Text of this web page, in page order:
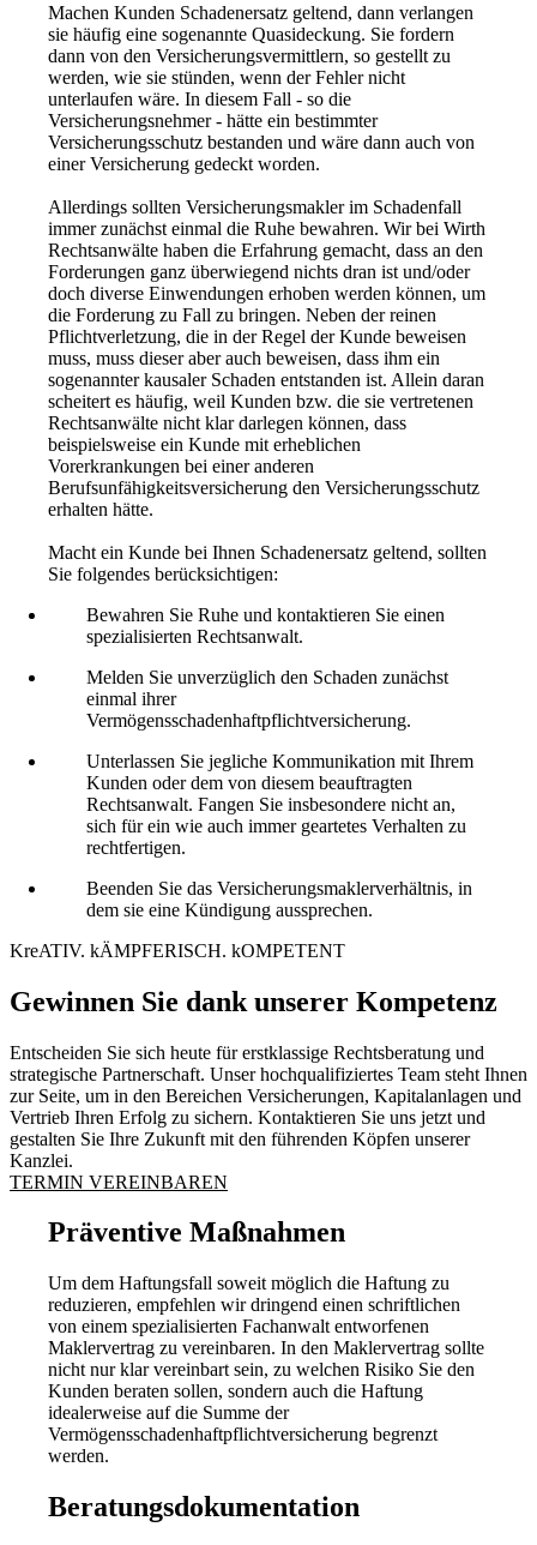
Machen Kunden Schadenersatz geltend, dann verlangen
sie häufig eine sogenannte Quasideckung. Sie fordern
dann von den Versicherungsvermittlern, so gestellt zu
werden, wie sie stünden, wenn der Fehler nicht
unterlaufen wäre. In diesem Fall - so die
Versicherungsnehmer - hätte ein bestimmter
Versicherungsschutz bestanden und wäre dann auch von
einer Versicherung gedeckt worden.
Allerdings sollten Versicherungsmakler im Schadenfall
immer zunächst einmal die Ruhe bewahren. Wir bei Wirth
Rechtsanwälte haben die Erfahrung gemacht, dass an den
Forderungen ganz überwiegend nichts dran ist und/oder
doch diverse Einwendungen erhoben werden können, um
die Forderung zu Fall zu bringen. Neben der reinen
Pflichtverletzung, die in der Regel der Kunde beweisen
muss, muss dieser aber auch beweisen, dass ihm ein
sogenannter kausaler Schaden entstanden ist. Allein daran
scheitert es häufig, weil Kunden bzw. die sie vertretenen
Rechtsanwälte nicht klar darlegen können, dass
beispielsweise ein Kunde mit erheblichen
Vorerkrankungen bei einer anderen
Berufsunfähigkeitsversicherung den Versicherungsschutz
erhalten hätte.
Macht ein Kunde bei Ihnen Schadenersatz geltend, sollten
Sie folgendes berücksichtigen:
Bewahren Sie Ruhe und kontaktieren Sie einen
spezialisierten Rechtsanwalt.
Melden Sie unverzüglich den Schaden zunächst
einmal ihrer
Vermögensschadenhaftpflichtversicherung.
Unterlassen Sie jegliche Kommunikation mit Ihrem
Kunden oder dem von diesem beauftragten
Rechtsanwalt. Fangen Sie insbesondere nicht an,
sich für ein wie auch immer geartetes Verhalten zu
rechtfertigen.
Beenden Sie das Versicherungsmaklerverhältnis, in
dem sie eine Kündigung aussprechen.
KreATIV. kÄMPFERISCH. kOMPETENT
Gewinnen Sie dank unserer Kompetenz
Entscheiden Sie sich heute für erstklassige Rechtsberatung und
strategische Partnerschaft. Unser hochqualifiziertes Team steht Ihnen
zur Seite, um in den Bereichen Versicherungen, Kapitalanlagen und
Vertrieb Ihren Erfolg zu sichern. Kontaktieren Sie uns jetzt und
gestalten Sie Ihre Zukunft mit den führenden Köpfen unserer
Kanzlei.
TERMIN VEREINBAREN
Präventive Maßnahmen
Um dem Haftungsfall soweit möglich die Haftung zu
reduzieren, empfehlen wir dringend einen schriftlichen
von einem spezialisierten Fachanwalt entworfenen
Maklervertrag zu vereinbaren. In den Maklervertrag sollte
nicht nur klar vereinbart sein, zu welchen Risiko Sie den
Kunden beraten sollen, sondern auch die Haftung
idealerweise auf die Summe der
Vermögensschadenhaftpflichtversicherung begrenzt
werden.
Beratungsdokumentation